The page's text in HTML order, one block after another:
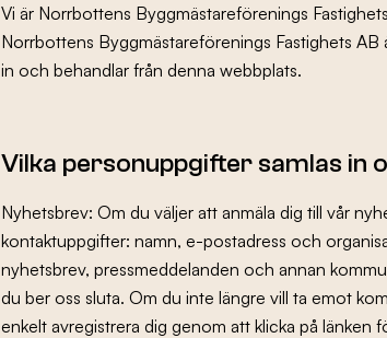
Vi är Norrbottens Byggmästareförenings
Norrbottens Byggmästareförenings Fastighets
in och behandlar från denna webbplats.
Vilka personuppgifter samlas in
Nyhetsbrev: Om du väljer att anmäla dig till vår
kontaktuppgifter: namn, e-postadress och
nyhetsbrev, pressmeddelanden och annan
du ber oss sluta. Om du inte längre vill ta emot
enkelt avregistrera dig genom att klicka på länken